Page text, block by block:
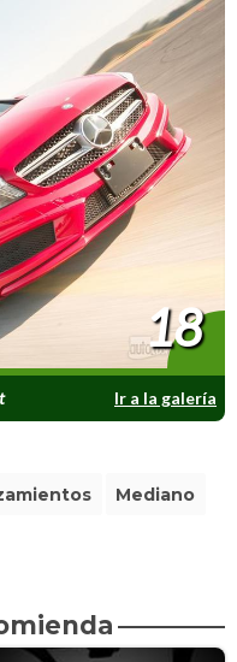
Ir a la galería
18
Mediano